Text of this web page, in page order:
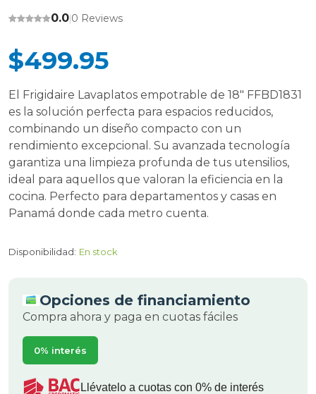
0.0|0 Reviews
$499.95
El Frigidaire Lavaplatos empotrable de 18" FFBD1831
es la solución perfecta para espacios reducidos,
combinando un diseño compacto con un
rendimiento excepcional. Su avanzada tecnología
garantiza una limpieza profunda de tus utensilios,
ideal para aquellos que valoran la eficiencia en la
cocina. Perfecto para departamentos y casas en
Panamá donde cada metro cuenta.
Disponibilidad: En stock
Opciones de financiamiento
Compra ahora y paga en cuotas fáciles
0% interés
Llévatelo a cuotas con 0% de interés